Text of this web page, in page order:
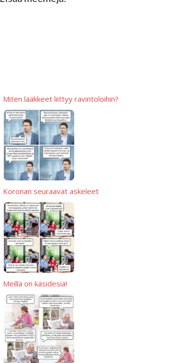
Miten lääkkeet liittyy ravintoloihin?
Koronan seuraavat askeleet
Meillä on käsidesiä!